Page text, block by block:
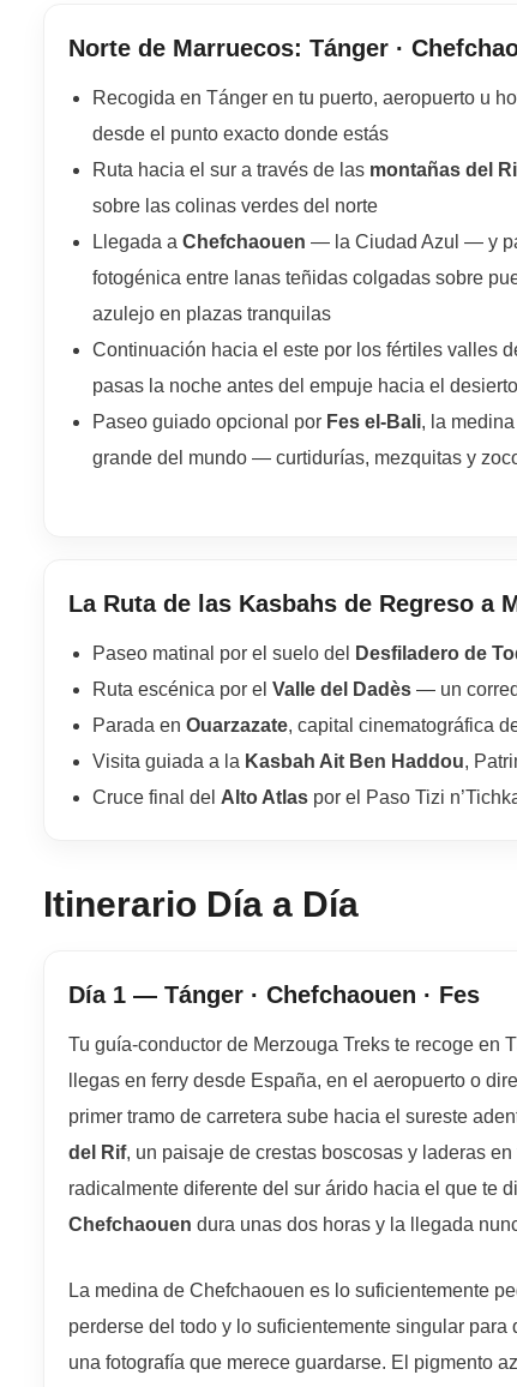
Norte de Marruecos: Tánger ·
Recogida en Tánger en tu puerto, aeropuerto u
desde el punto exacto donde estás
Ruta hacia el sur a través de las montañas del
sobre las colinas verdes del norte
Llegada a Chefchaouen — la Ciudad Azul — y
fotogénica entre lanas teñidas colgadas sobre
azulejo en plazas tranquilas
Continuación hacia el este por los fértiles valles
pasas la noche antes del empuje hacia el desierto
Paseo guiado opcional por Fes el-Bali, la
grande del mundo — curtidurías, mezquitas y
La Ruta de las Kasbahs de Regreso a
Paseo matinal por el suelo del Desfiladero de
Ruta escénica por el Valle del Dadès — un
Parada en Ouarzazate, capital cinematográfica
Visita guiada a la Kasbah Ait Ben Haddou,
Cruce final del Alto Atlas por el Paso Tizi
Itinerario Día a Día
Día 1 — Tánger · Chefchaouen · Fes
Tu guía-conductor de Merzouga Treks te recoge en
llegas en ferry desde España, en el aeropuerto o
primer tramo de carretera sube hacia el sureste
del Rif, un paisaje de crestas boscosas y laderas
radicalmente diferente del sur árido hacia el que te
Chefchaouen dura unas dos horas y la llegada
La medina de Chefchaouen es lo suficientemente
perderse del todo y lo suficientemente singular
una fotografía que merece guardarse. El pigmento